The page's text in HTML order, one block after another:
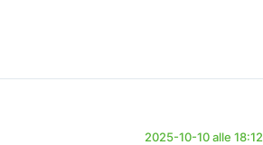
2025-10-10 alle 18:12